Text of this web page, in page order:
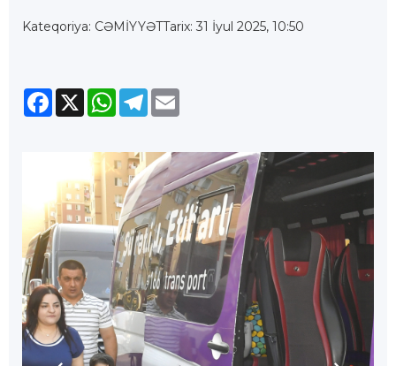
Kateqoriya: CƏMİYYƏTTarix: 31 İyul 2025, 10:50
Facebook
X WhatsApp
Telegram